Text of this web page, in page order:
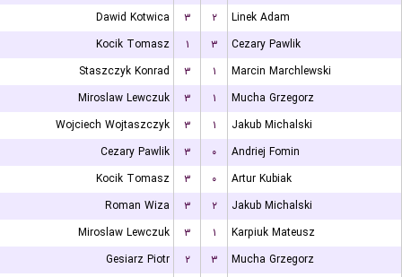
Dawid Kotwica
۳ ۲
Linek Adam
Kocik Tomasz
۱ ۳
Cezary Pawlik
Staszczyk Konrad
۳ ۱
Marcin Marchlewski
Miroslaw Lewczuk
۳ ۱
Mucha Grzegorz
Wojciech Wojtaszczyk
۳ ۱
Jakub Michalski
Cezary Pawlik
۳ ۰
Andriej Fomin
Kocik Tomasz
۳ ۰
Artur Kubiak
Roman Wiza
۳ ۲
Jakub Michalski
Miroslaw Lewczuk
۳ ۱
Karpiuk Mateusz
Gesiarz Piotr
۲ ۳
Mucha Grzegorz